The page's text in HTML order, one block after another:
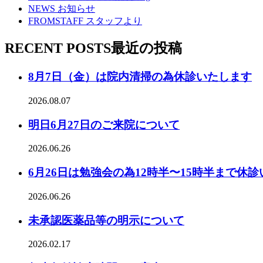
NEWS お知らせ
FROMSTAFF スタッフより
RECENT POSTS最近の投稿
8月7日（金）は院内清掃の為休診いたします
2026.08.07
明日6月27日のご来院について
2026.06.26
6月26日は勉強会の為12時半〜15時半まで休診
2026.06.26
未承認医薬品等の明示について
2026.02.17